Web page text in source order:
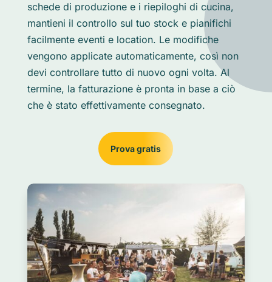
schede di produzione e i riepiloghi di cucina,
mantieni il controllo sul tuo stock e pianifichi
facilmente eventi e location. Le modifiche
vengono applicate automaticamente, così non
devi controllare tutto di nuovo ogni volta. Al
termine, la fatturazione è pronta in base a ciò
che è stato effettivamente consegnato.
Prova gratis